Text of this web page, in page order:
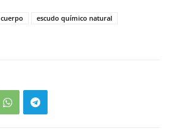
cuerpo
escudo químico natural